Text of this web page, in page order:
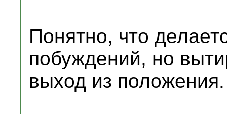
Понятно, что
побуждений, но
выход из положения.